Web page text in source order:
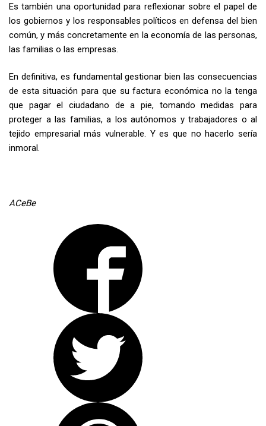
Es también una oportunidad para reflexionar sobre el papel de
los gobiernos y los responsables políticos en defensa del bien
común, y más concretamente en la economía de las personas,
las familias o las empresas.
En definitiva, es fundamental gestionar bien las consecuencias
de esta situación para que su factura económica no la tenga
que pagar el ciudadano de a pie, tomando medidas para
proteger a las familias, a los autónomos y trabajadores o al
tejido empresarial más vulnerable. Y es que no hacerlo sería
inmoral.
ACeBe